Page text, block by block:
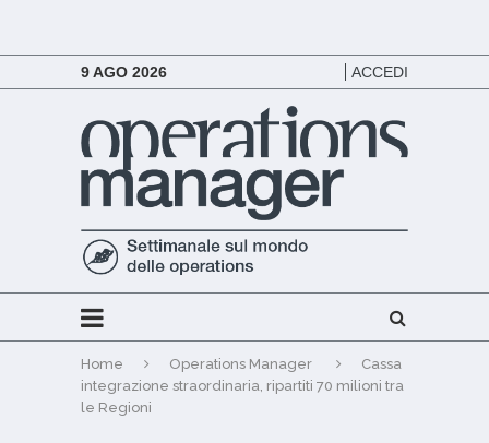
9 AGO 2026 ACCEDI
Home Operations Manager
Cassa
integrazione straordinaria, ripartiti 70 milioni tra
le Regioni